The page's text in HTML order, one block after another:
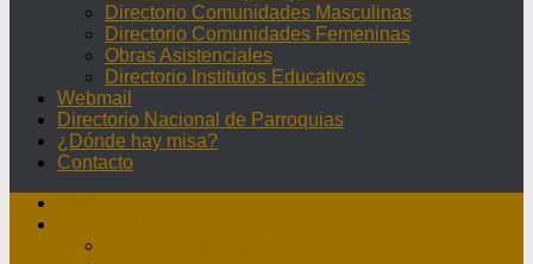
Directorio Comunidades Masculinas
Directorio Comunidades Femeninas
Obras Asistenciales
Directorio Institutos Educativos
Webmail
Directorio Nacional de Parroquias
¿Dónde hay misa?
Contacto